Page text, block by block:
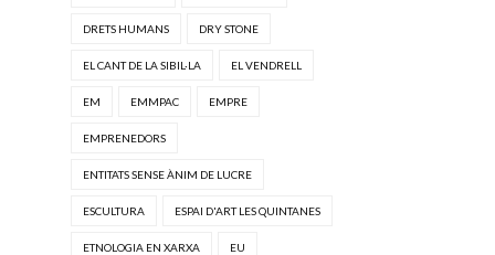
DRETS HUMANS DRY STONE
EL CANT DE LA SIBIL·LA EL VENDRELL
EM EMMPAC EMPRE
EMPRENEDORS
ENTITATS SENSE ÀNIM DE LUCRE
ESCULTURA ESPAI D'ART LES QUINTANES
ETNOLOGIA EN XARXA EU